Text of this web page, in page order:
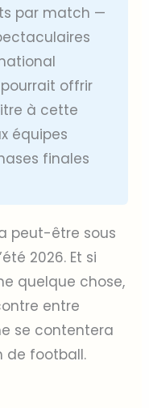
par match —
offrir
à cette
équipes
finales
peut-être sous
2026. Et si
quelque chose,
entre
se contentera
de football.